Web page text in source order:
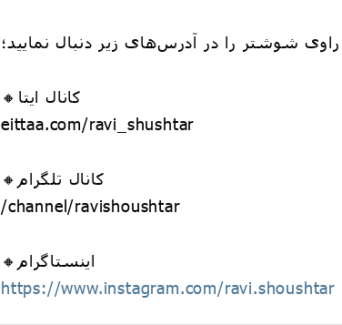
راوی شوشتر را در آدرس‌های زیر دنبال نمایید؛
🔸کانال ایتا
eittaa.com/ravi_shushtar
🔸کانال تلگرام
/channel/ravishoushtar
🔸اینستاگرام
https://www.instagram.com/ravi.shoushtar